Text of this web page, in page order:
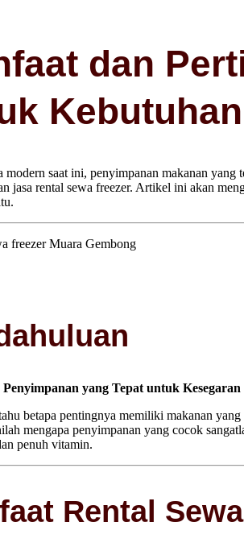
dan
modern saat ini, penyimpanan makanan yang
jasa rental sewa freezer. Artikel ini akan
yang Tepat untuk
betapa pentingnya memiliki makanan
mengapa penyimpanan yang cocok
penuh vitamin.
Rental